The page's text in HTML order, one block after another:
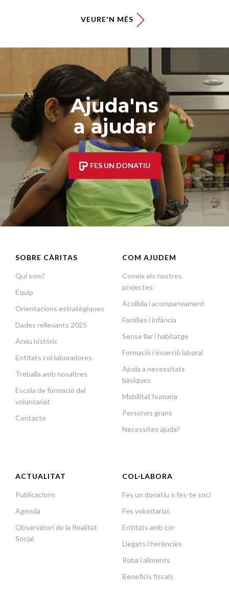
VEURE'N MÉS
Ajuda'ns
a ajudar
FES UN DONATIU
SOBRE CÀRITAS
Qui som?
Equip
Orientacions estratègiques
Dades rellevants 2025
Arxiu històric
Entitats col·laboradores
Treballa amb nosaltres
Escola de formació del
voluntariat
Contacte
COM AJUDEM
Coneix els nostres
projectes
Acollida i acompanyament
Famílies i infància
Sense llar i habitatge
Formació i inserció laboral
Ajuda a necessitats
bàsiques
Mobilitat humana
Persones grans
Necessites ajuda?
ACTUALITAT
Publicacions
Agenda
Observatori de la Realitat
Social
COL·LABORA
Fes un donatiu o fes-te soci
Fes voluntariat
Entitats amb cor
Llegats i herències
Roba i aliments
Beneficis fiscals